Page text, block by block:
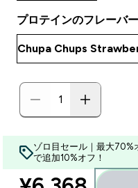
プロテインのフレーバ
ゾロ目セール｜最大70%
で追加10%オフ！